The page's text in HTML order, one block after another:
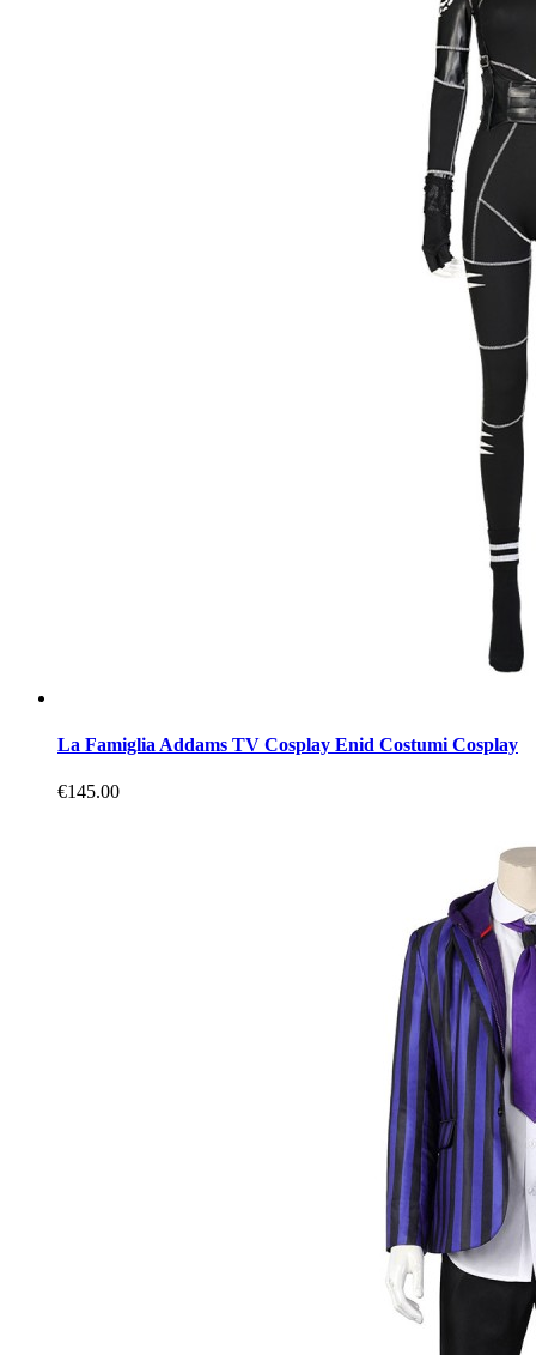
La Famiglia Addams TV Cosplay Enid Costumi Cosplay
€145.00